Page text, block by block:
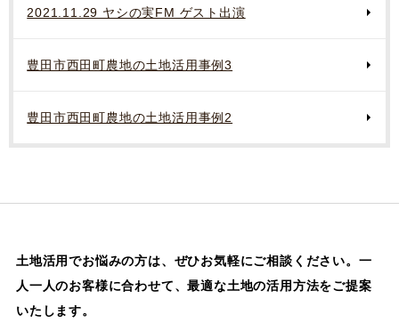
2021.11.29 ヤシの実FM ゲスト出演
豊田市西田町農地の土地活用事例3
豊田市西田町農地の土地活用事例2
土地活用でお悩みの方は、ぜひお気軽にご相談ください。 一
人一人のお客様に合わせて、最適な土地の活用方法をご提案
いたします。